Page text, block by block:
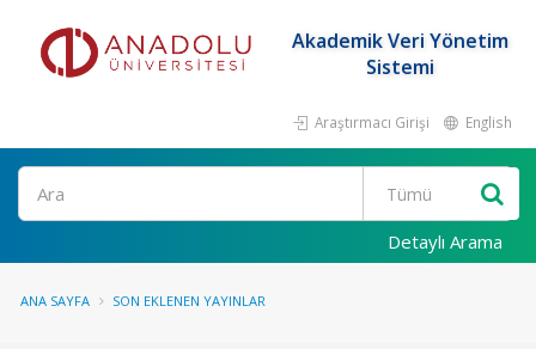
Akademik Veri Yönetim
Sistemi
Araştırmacı Girişi English
Ara
Detaylı Arama
ANA SAYFA SON EKLENEN YAYINLAR